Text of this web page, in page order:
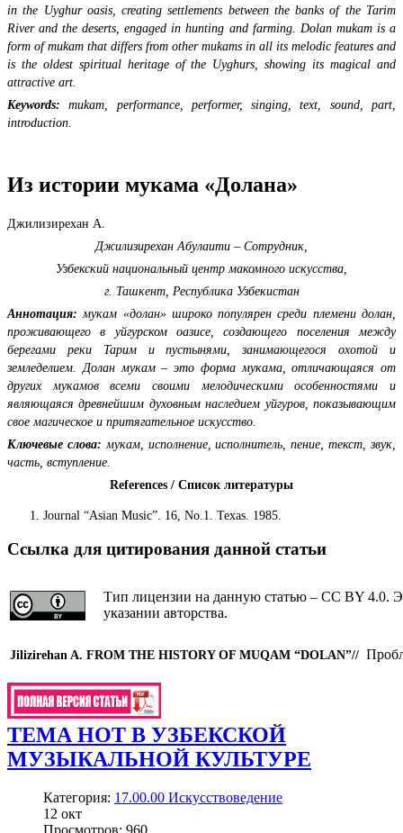
in the Uyghur oasis, creating settlements between the banks of the Tarim
River and the deserts, engaged in hunting and farming. Dolan mukam is a
form of mukam that differs from other mukams in all its melodic features and
is the oldest spiritual heritage of the Uyghurs, showing its magical and
attractive art.
Keywords: mukam, performance, performer, singing, text, sound, part,
introduction.
Из истории мукама «Долана»
Джилизирехан А.
Джилизирехан Абулаити – Сотрудник,
Узбекский национальный центр макомного искусства,
г. Ташкент, Республика Узбекистан
Аннотация: мукам «долан» широко популярен среди племени долан,
проживающего в уйгурском оазисе, создающего поселения между
берегами реки Тарим и пустынями, занимающегося охотой и
земледелием. Долан мукам – это форма мукама, отличающаяся от
других мукамов всеми своими мелодическими особенностями и
являющаяся древнейшим духовным наследием уйгуров, показывающим
свое магическое и притягательное искусство.
Ключевые слова: мукам, исполнение, исполнитель, пение, текст, звук,
часть, вступление.
References / Список литературы
Journal “Asian Music”. 16, No.1. Texas. 1985.
Ссылка для цитирования данной статьи
Тип лицензии на данную статью – CC BY 4.0.
указании авторства.
Jilizirehan A. FROM THE HISTORY OF MUQAM “DOLAN”//
ТЕМА НОТ В УЗБЕКСКОЙ
МУЗЫКАЛЬНОЙ КУЛЬТУРЕ
Категория: 17.00.00 Искусствоведение
12 окт
Просмотров: 960